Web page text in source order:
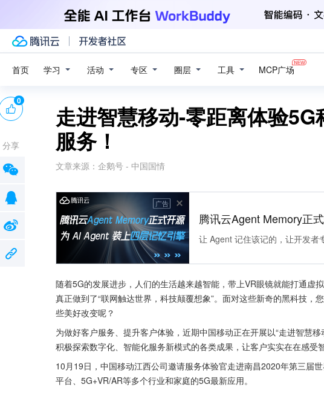
首页 学习 活动 专区 圈层 工具 MCP广场
走进智慧移动-零距离体验
服务！
文章来源： 企鹅号 - 中国国情
广告
腾讯云Agent Memory正
让 Agent 记住该记的，让开发者
随着5G的发展进步，人们的生活越来越智能，带上VR眼镜就能打通虚
真正做到了“联网触达世界，科技颠覆想象”。面对这些新奇的黑科技，
些美好改变呢？
为做好客户服务、提升客户体验，近期中国移动正在开展以“走进智慧
积极探索数字化、智能化服务新模式的各类成果，让客户实实在在感受
10月19日，中国移动江西公司邀请服务体验官走进南昌2020年第三届
平台、5G+VR/AR等多个行业和家庭的5G最新应用。
0
分享